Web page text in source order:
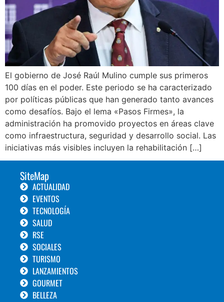
El gobierno de José Raúl Mulino cumple sus primeros
100 días en el poder. Este periodo se ha caracterizado
por políticas públicas que han generado tanto avances
como desafíos. Bajo el lema «Pasos Firmes», la
administración ha promovido proyectos en áreas clave
como infraestructura, seguridad y desarrollo social. Las
iniciativas más visibles incluyen la rehabilitación […]
SiteMap
ACTUALIDAD
EVENTOS
TECNOLOGÍA
SALUD
RSE
SOCIALES
TURISMO
LANZAMIENTOS
GOURMET
BELLEZA